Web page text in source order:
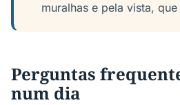
muralhas e pela vista,
Perguntas
num dia